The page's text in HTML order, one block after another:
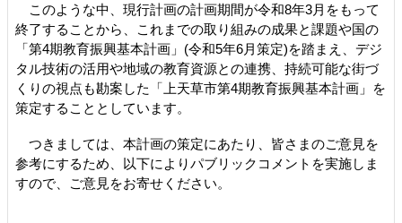
このような中、現行計画の計画期間が令和8年3月をもって
終了することから、これまでの取り組みの成果と課題や国の
「第4期教育振興基本計画」(令和5年6月策定)を踏まえ、デジ
タル技術の活用や地域の教育資源との連携、持続可能な街づ
くりの視点も勘案した「上天草市第4期教育振興基本計画」を
策定することとしています。
つきましては、本計画の策定にあたり、皆さまのご意見を
参考にするため、以下によりパブリックコメントを実施しま
すので、ご意見をお寄せください。